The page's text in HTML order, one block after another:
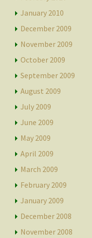
January 2010
December 2009
November 2009
October 2009
September 2009
August 2009
July 2009
June 2009
May 2009
April 2009
March 2009
February 2009
January 2009
December 2008
November 2008